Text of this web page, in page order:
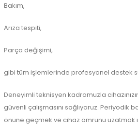
Bakım,
Arıza tespiti,
Parça değişimi,
gibi tüm işlemlerinde profesyonel destek
Deneyimli teknisyen kadromuzla
güvenli çalışmasını sağlıyoruz. Periyodik
önüne geçmek ve cihaz ömrünü uzatmak